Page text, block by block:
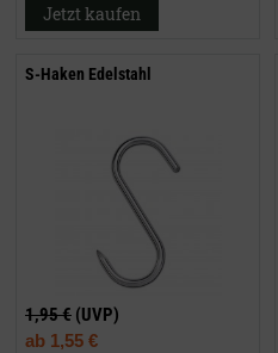
Jetzt kaufen
S-Haken Edelstahl
1,95 € (UVP)
ab 1,55 €